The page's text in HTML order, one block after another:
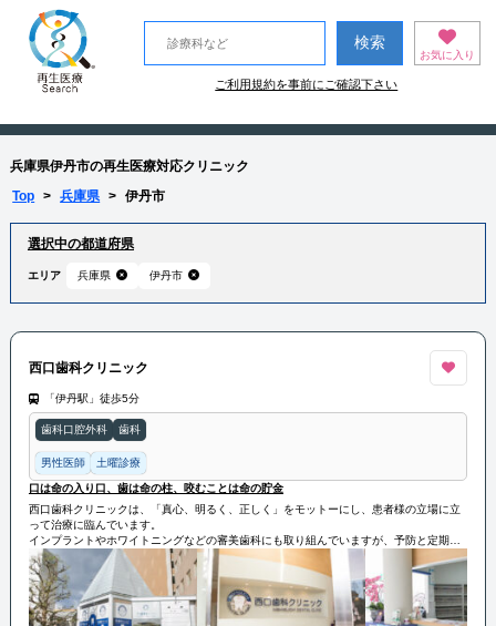
お気に入り
ご利用規約を事前にご確認下さい
兵庫県伊丹市の再生医療対応クリニック
Top > 兵庫県 > 伊丹市
選択中の都道府県
エリア 兵庫県 伊丹市
西口歯科クリニック
「伊丹駅」徒歩5分
歯科口腔外科 歯科
男性医師 土曜診療
口は命の入り口、歯は命の柱、咬むことは命の貯金
西口歯科クリニックは、「真心、明るく、正しく」をモットーにし、患者様の立場に立
って治療に臨んでいます。
インプラントやホワイトニングなどの審美歯科にも取り組んでいますが、予防と定期検
査を最優先に考え、歯を削ることをできるだけ避け、痛みの少ない治療を目指していま
す。
明るく元気なスタッフと協力して、患者様の歯科治療に全力で取り組んでいます。